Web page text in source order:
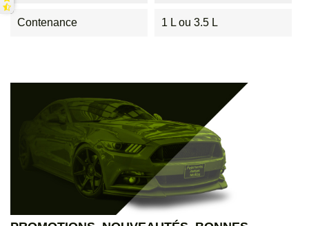
Contenance 1 L ou 3.5 L